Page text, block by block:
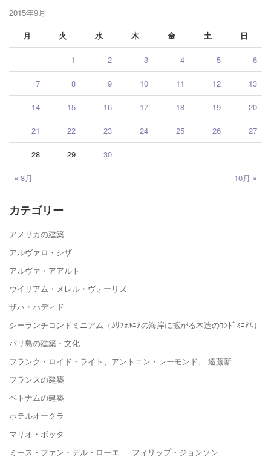
2015年9月
月
火 水 木 金 土 日
« 8月 10月 »
1 2 3 4 5 6
7 8 9 10 11 12 13
14 15 16 17 18 19 20
21 22 23 24 25 26 27
28 29 30
カテゴリー
アメリカの建築
アルヴァロ・シザ
アルヴァ・アアルト
ウイリアム・メレル・ヴォーリズ
ザハ・ハディド
シーランチコンドミニアム（ｶﾘﾌｫﾙﾆｱの海岸に拡がる木造のｺﾝﾄﾞﾐﾆｱﾑ）
バリ島の建築・文化
フランク・ロイド・ライト、アントニン・レーモンド、 遠藤新
フランスの建築
ベトナムの建築
ホテルオークラ
マリオ・ボッタ
ミース・ファン・デル・ローエ フィリップ・ジョンソン